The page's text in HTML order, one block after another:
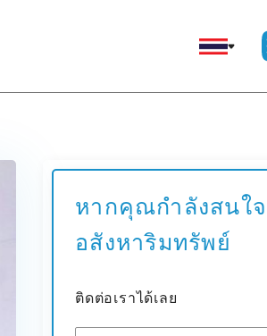
หากคุณกำลังสนใจ
อสังหาริมทรัพย์
ติดต่อเราได้เลย